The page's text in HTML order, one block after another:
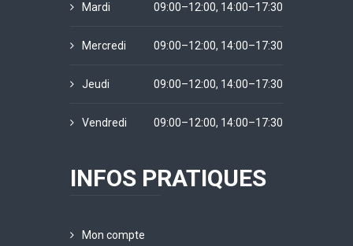
Mardi 09:00–12:00, 14:00–17:30
Mercredi 09:00–12:00, 14:00–17:30
Jeudi 09:00–12:00, 14:00–17:30
Vendredi 09:00–12:00, 14:00–17:30
INFOS PRATIQUES
Mon compte